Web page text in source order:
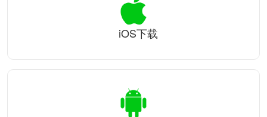
iOS下载